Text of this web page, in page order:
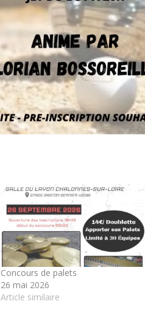
Concours de palets
26 mai 2026
Article similaire